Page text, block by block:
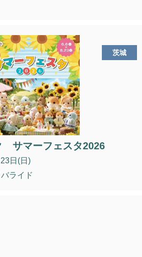
茨城
サマーフェスタ2026
日(日)
ライド